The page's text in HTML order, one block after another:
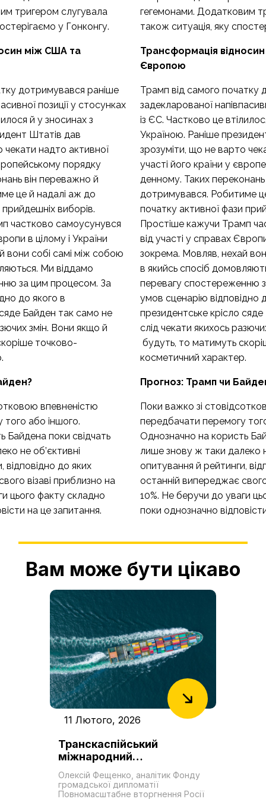
тригером слугувала
у Гонконгу.
між США та
дотримувався раніше
позиції у стосунках
й у зносинах з
Штатів дав
чекати надто активної
порядку
він переважно й
це й надалі аж до
виборів.
частково самоусунувся
в цілому і України
вони собі самі між собою
Ми віддамо
за цим процесом. За
до якого в
Байден так само не
змін. Вони якщо й
точково-
впевненістю
або іншого.
Байдена поки свідчать
не об’єктивні
відповідно до яких
візаві приблизно на
цього факту складно
на це запитання.
гегемонами. Додатковим
також ситуація, яку
Трансформація
Європою
Трамп від самого початку
задекларованої
із ЄС. Частково це
Україною. Раніше
зрозуміти, що не варто
участі його країни у
денному. Таких
дотримувався. Робитиме
початку активної фази
Простіше кажучи Трамп
від участі у справах
зокрема. Мовляв, нехай
в якийсь спосіб
перевагу спостереженню
умов сценарію відповідно
президентське крісло
слід чекати якихось
будуть, то матимуть
косметичний характер.
Прогноз: Трамп чи
Поки важко зі
передбачати перемогу
Однозначно на користь
лише знову ж таки далеко
опитування й рейтинги,
останній випереджає
10%. Не беручи до уваги
поки однозначно
Вам може бути цікаво
11 Лютого, 2026
Транскаспійський
міжнародний
транспортний маршрут як
новий «Шовковий шлях».
Роль України у формуванні
Олексій Фещенко, аналітик Фонду
громадської дипломатії
Повномасштабне вторгнення Росії